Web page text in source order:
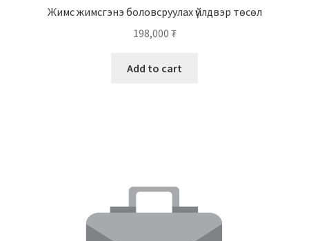
Жимс жимсгэнэ боловсруулах үйлдвэр төсөл
198,000 ₮
Add to cart